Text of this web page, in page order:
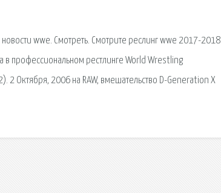
wwe. Смотреть. Смотрите реслинг wwe 2017-2018
в профессиональном рестлинге World Wrestling
Октября, 2006 на RAW, вмешательство D-Generation X